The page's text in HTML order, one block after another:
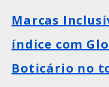
Marcas
índice com
Boticário no